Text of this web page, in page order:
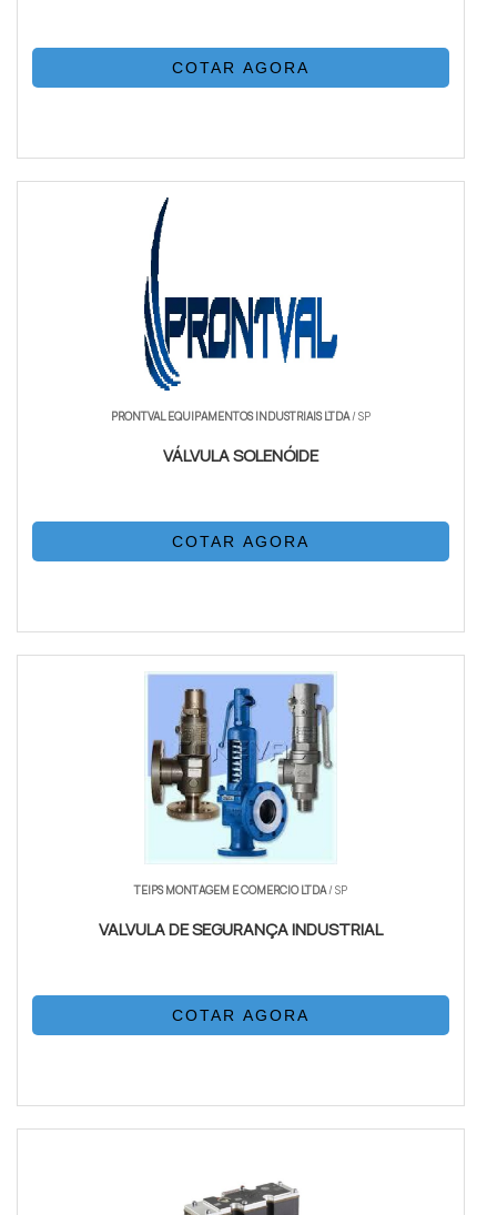
COTAR AGORA
PRONTVAL EQUIPAMENTOS INDUSTRIAIS LTDA/ SP
VÁLVULA SOLENÓIDE
COTAR AGORA
TEIPS MONTAGEM E COMERCIO LTDA/ SP
VALVULA DE SEGURANÇA INDUSTRIAL
COTAR AGORA